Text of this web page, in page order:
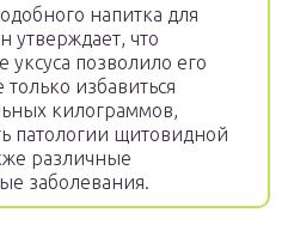
напитка для
утверждает, что
уксуса позволило его
избавиться
килограммов,
патологии щитовидной
различные
заболевания.